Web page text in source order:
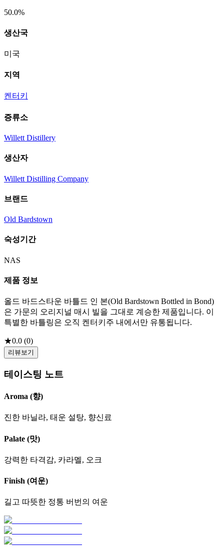
50.0%
생산국
미국
지역
켄터키
증류소
Willett Distillery
생산자
Willett Distilling Company
브랜드
Old Bardstown
숙성기간
NAS
제품 정보
올드 바드스타운 바틀드 인 본(Old Bardstown Bottled in Bond)
은 가문의 오리지널 매시 빌을 그대로 계승한 제품입니다. 이
특별한 바틀링은 오직 켄터키주 내에서만 유통됩니다.
★0.0 (0)
리뷰보기
테이스팅 노트
Aroma (향)
진한 바닐라, 태운 설탕, 향신료
Palate (맛)
강력한 타격감, 카라멜, 오크
Finish (여운)
길고 따뜻한 정통 버번의 여운